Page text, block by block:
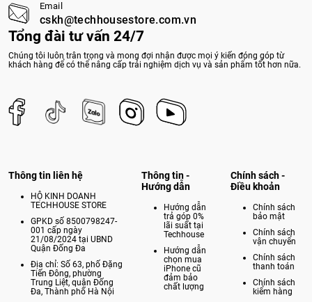
Tổng đài tư vấn 24/7
Chúng tôi luôn trân trọng và mong đợi nhận được mọi ý kiến đóng góp từ
khách hàng để có thể nâng cấp trải nghiệm dịch vụ và sản phẩm tốt hơn nữa.
Email
cskh@techhousestore.com.vn
Thông tin liên hệ
HỘ KINH DOANH
TECHHOUSE STORE
GPKD số 8500798247-
001 cấp ngày
21/08/2024 tại UBND
Quận Đống Đa
Địa chỉ: Số 63, phố Đặng
Tiến Đông, phường
Trung Liệt, quận Đống
Đa, Thành phố Hà Nội
Thông tin -
Hướng dẫn
Hướng dẫn
trả góp 0%
lãi suất tại
Techhouse
Hướng dẫn
chọn mua
iPhone cũ
đảm bảo
chất lượng
Chính sách -
Điều khoản
Chính sách
bảo mật
Chính sách
vận chuyển
Chính sách
thanh toán
Chính sách
kiểm hàng